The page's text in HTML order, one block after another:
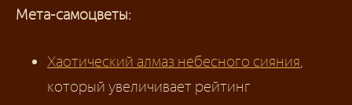
Мета-самоцветы:
Хаотический алмаз небесного сияния,
который увеличивает рейтинг